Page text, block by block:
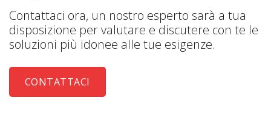
Contattaci ora, un nostro esperto sarà a tua
disposizione per valutare e discutere con te le
soluzioni più idonee alle tue esigenze.
CONTATTACI